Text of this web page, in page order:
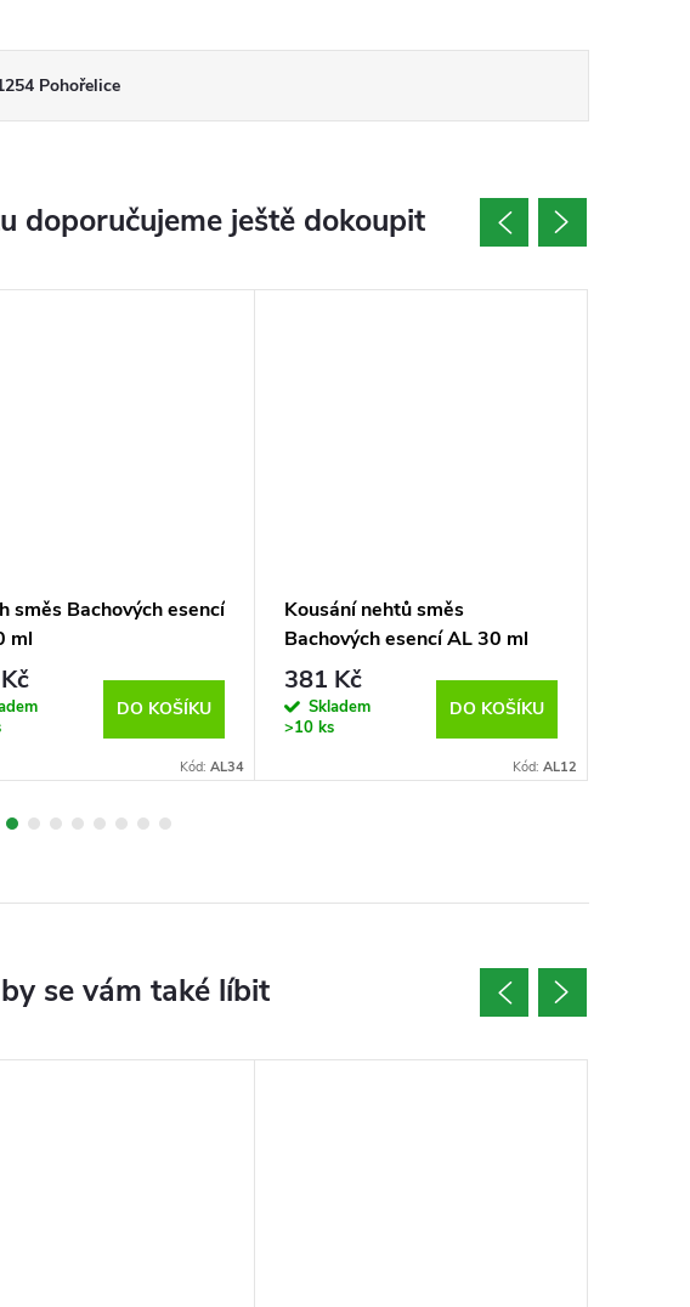
Pohořelice
doporučujeme ještě dokoupit
směs Bachových esencí
ml
DO KOŠÍKU
Kód: AL34
Kousání nehtů směs
Bachových esencí AL 30 ml
381 Kč
Skladem
>10 ks
DO KOŠÍKU
Kód: AL12